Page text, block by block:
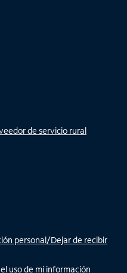
de servicio rural
personal/Dejar de recibir
uso de mi información